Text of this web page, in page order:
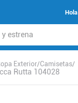
Hola
Exterior Camisetas
Rutta 104028